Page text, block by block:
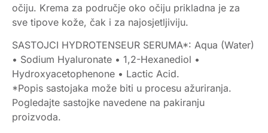
očiju. Krema za područje oko očiju prikladna je za
sve tipove kože, čak i za najosjetljiviju.
SASTOJCI HYDROTENSEUR SERUMA*: Aqua (Water)
• Sodium Hyaluronate • 1,2-Hexanediol •
Hydroxyacetophenone • Lactic Acid.
*Popis sastojaka može biti u procesu ažuriranja.
Pogledajte sastojke navedene na pakiranju
proizvoda.